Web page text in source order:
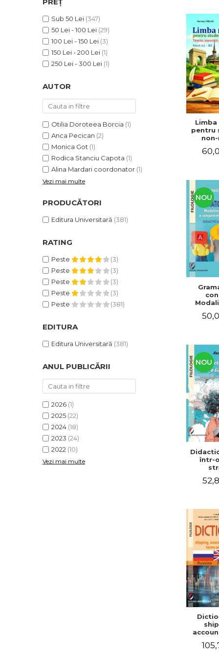
ADMINISTRATIVE
ȘTIINȚE ECONOMICE
ȘTIINȚE EXACTE
EDUCAȚIE FIZICĂ ȘI SPORT
PREUNIVERSITARIA
TIMP LIBER
PACHETE DE STUDIU
PROMOȚIILE LUNII
ULTIMELE EXEMPLARE
Cum Cumpăr
Politica de Retur
Formular de Retur
Distribuitori
Sub 50 Lei (347)
50 Lei - 100 Lei (29)
100 Lei - 150 Lei (3)
150 Lei - 200 Lei (1)
250 Lei - 300 Lei (1)
AUTOR
Otilia Doroteea Borcia (1)
Anca Pecican (2)
Monica Got (1)
Rodica Stanciu Capota (1)
Alina Mardari coordonator (1)
Vezi mai multe
PRODUCĂTORI
Editura Universitară (381)
RATING
Peste
(3)
Peste
(3)
Peste
(3)
Peste
(3)
Peste
(381)
EDITURA
Editura Universitară (381)
ANUL PUBLICĂRII
2026 (1)
2025 (22)
2024 (18)
2023 (24)
2022 (10)
Vezi mai multe
Limba
pentru
Teorie,
teste.
NOU
NOU
într-